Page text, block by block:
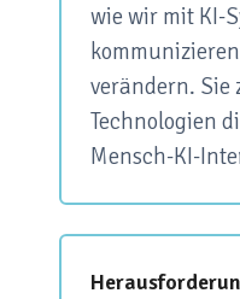
wie wir mit KI-
verändern. Sie
Technologien
Mensch-KI-